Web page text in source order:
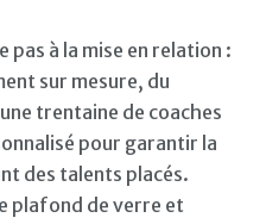
pas à la mise en relation :
sur mesure, du
trentaine de coaches
pour garantir la
des talents placés.
plafond de verre et